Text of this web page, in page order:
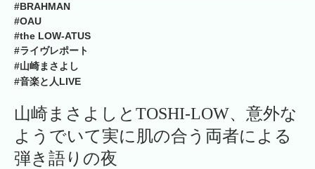
#BRAHMAN
#OAU
#the LOW-ATUS
#ライヴレポート
#山崎まさよし
#音楽と人LIVE
山崎まさよしとTOSHI-LOW、意外な
ようでいて実に肌の合う両者による
弾き語りの夜